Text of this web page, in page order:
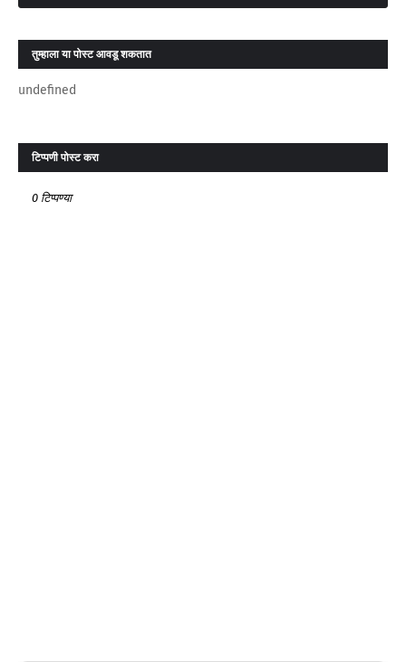
तुम्‍हाला या पोस्‍ट आवडू शकतात
undefined
टिप्पणी पोस्ट करा
0 टिप्पण्या